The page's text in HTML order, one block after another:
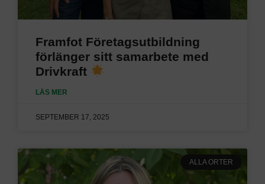
Framfot Företagsutbildning
förlänger sitt samarbete med
Drivkraft
LÄS MER
SEPTEMBER 17, 2025
ALLA ORTER